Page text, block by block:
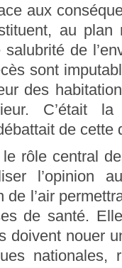
aux
au
de
sont
des
C’était
de cette
rôle central
l’opinion
l’air
de santé.
doivent nouer
nationales,